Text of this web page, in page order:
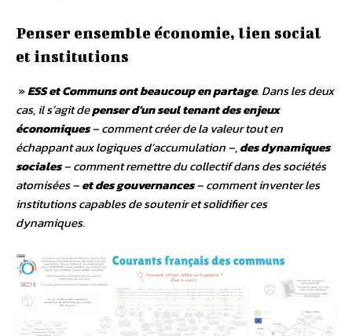
Penser ensemble économie, lien social
et institutions
»ESS et Communs ont beaucoup en partage. Dans les deux
cas, il s’agit depenser d’un seul tenant des enjeux
économiques– comment créer de la valeur tout en
échappant aux logiques d’accumulation –,des dynamiques
sociales– comment remettre du collectif dans des sociétés
atomisées –et des gouvernances– comment inventer les
institutions capables de soutenir et solidifier ces
dynamiques.